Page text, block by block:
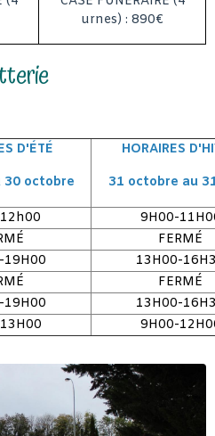
urnes) : 890€
D'ÉTÉ
30 octobre
HORAIRES
31 octobre au
9H00-
FERMÉ
19H00
13H00-
FERMÉ
19H00
13H00-
9H00-